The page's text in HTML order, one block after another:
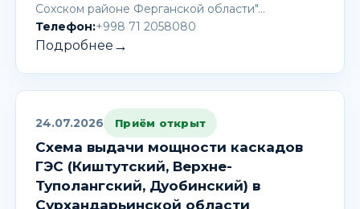
Сохском районе Ферганской области"…
Телефон:+998 71 2058080
Подробнее →
24.07.2026 Приём открыт
Схема выдачи мощности каскадов
ГЭС (Киштутский, Верхне-
Туполангский, Дуобинский) в
Сурхандарьинской области